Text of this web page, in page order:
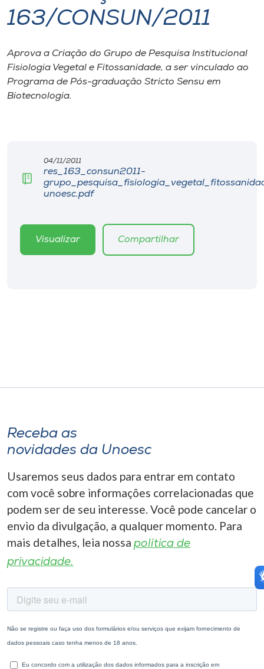
I.nova
Diplomados
Cultura
Biblioteca
Rádio
o idioma
A+
A-
163/CONSUN/2011
Aprova a Criação do Grupo de Pesquisa Institucional
Fisiologia Vegetal e Fitossanidade, a ser vinculado ao
Programa de Pós-graduação Stricto Sensu em
Biotecnologia.
04/11/2011
res_163_consun2011-
unoesc.pdf
Visualizar Compartilhar
Receba as
novidades da Unoesc
Usaremos seus dados para entrar em contato
com você sobre informações correlacionadas que
podem ser de seu interesse. Você pode cancelar o
envio da divulgação, a qualquer momento. Para
mais detalhes, leia nossa política de
privacidade.